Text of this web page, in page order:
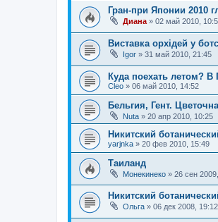
Гран-при Японии 2010
Диана » 02 май 2010,
Виставка орхідей у
Igor » 31 май 2010, 21:45
Куда поехать летом? В
Cleo » 06 май 2010, 14:52
Бельгия, Гент.
Nuta » 20 апр 2010, 10:25
Никитский
yarjnka » 20 фев 2010, 15:49
Таиланд
Монекинеко » 26 сен
Никитский
Ольга » 06 дек 2008, 19:12